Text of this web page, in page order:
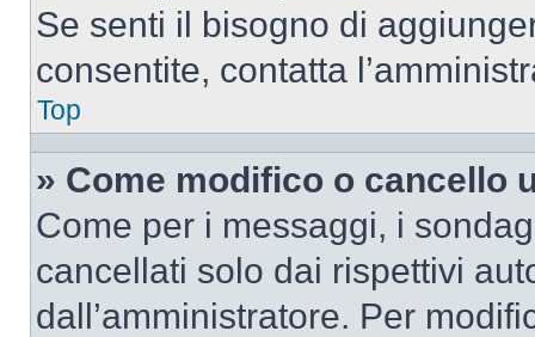
Se senti il bisogno di
consentite, contatta
Top
» Come modifico o cancello
Come per i messaggi, i
cancellati solo dai rispettivi
dall’amministratore. Per